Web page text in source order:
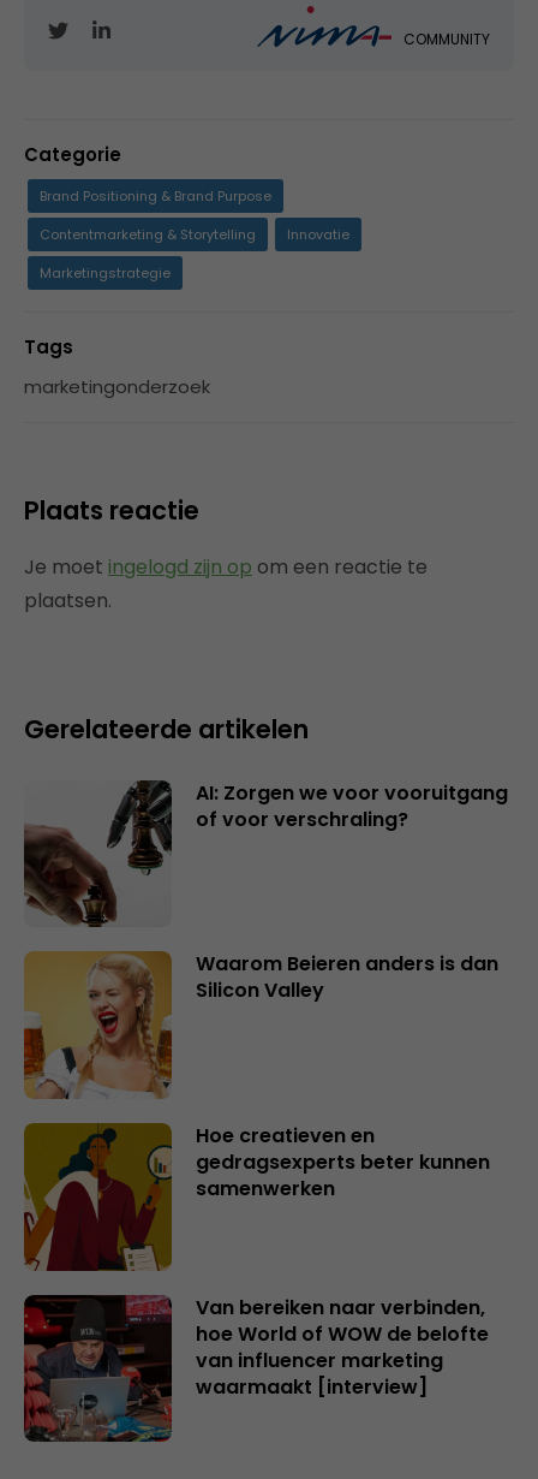
COMMUNITY
Categorie
Brand Positioning & Brand Purpose
Contentmarketing & Storytelling
Innovatie
Marketingstrategie
Tags
marketingonderzoek
Plaats reactie
Je moet ingelogd zijn op om een reactie te
plaatsen.
Gerelateerde artikelen
AI: Zorgen we voor vooruitgang
of voor verschraling?
Waarom Beieren anders is dan
Silicon Valley
Hoe creatieven en
gedragsexperts beter kunnen
samenwerken
Van bereiken naar verbinden,
hoe World of WOW de belofte
van influencer marketing
waarmaakt [interview]